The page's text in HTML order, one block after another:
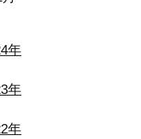
年
年
年